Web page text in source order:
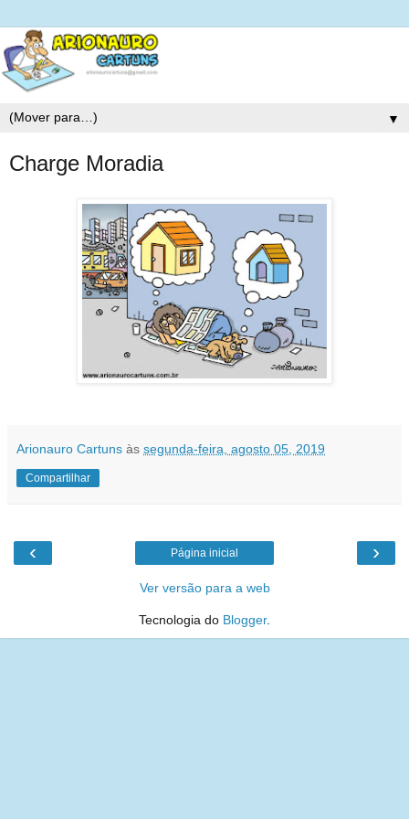
▼
Charge Moradia
Arionauro Cartuns às segunda-feira, agosto 05, 2019
Compartilhar
‹ ›
Página inicial
Ver versão para a web
Tecnologia do Blogger.